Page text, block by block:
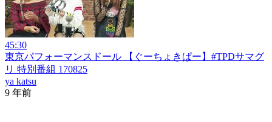
45:30
東京パフォーマンスドール 【ぐーちょきぱー】#TPDサマグ
リ 特別番組 170825
ya katsu
9 年前